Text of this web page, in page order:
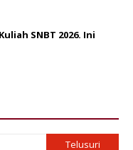
SNBT 2026. Ini